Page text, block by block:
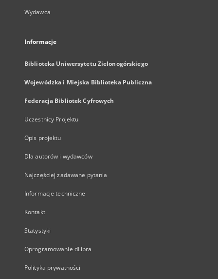
Wydawca
Informacje
Biblioteka Uniwersytetu Zielonogórskiego
Wojewódzka i Miejska Biblioteka Publiczna
Federacja Bibliotek Cyfrowych
Uczestnicy Projektu
Opis projektu
Dla autorów i wydawców
Najczęściej zadawane pytania
Informacje techniczne
Kontakt
Statystyki
Oprogramowanie dLibra
Polityka prywatności